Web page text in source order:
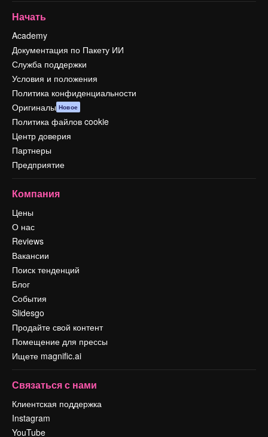
Начать
Academy
Документация по Пакету ИИ
Служба поддержки
Условия и положения
Политика конфиденциальности
Оригиналы Новое
Политика файлов cookie
Центр доверия
Партнеры
Предприятие
Компания
Цены
О нас
Reviews
Вакансии
Поиск тенденций
Блог
События
Slidesgo
Продайте свой контент
Помещение для прессы
Ищете magnific.ai
Связаться с нами
Клиентская поддержка
Instagram
YouTube